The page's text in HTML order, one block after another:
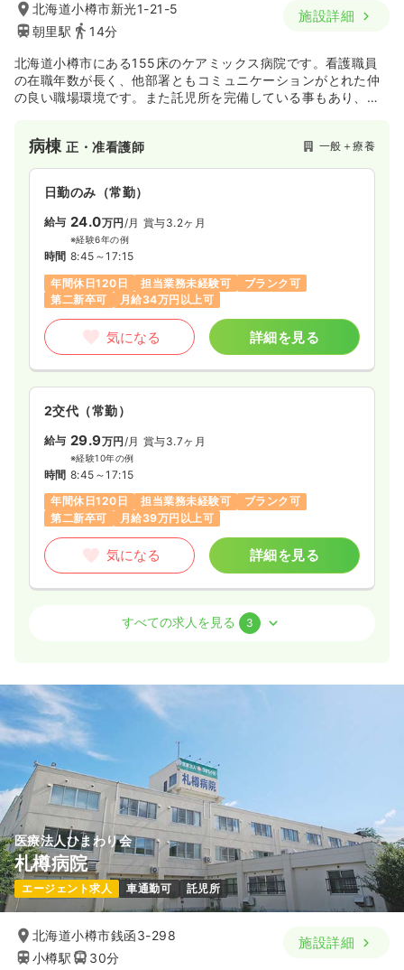
給与 27.3 万円〜/月
※一例
年間休日120日
月給27万円以上可
2交代（常勤）
給与 31.7〜33.7万円/月 賞与4ヶ月
※一例
時間 8:00～17:00
年間休日120日
月給33万円以上可
気になる 詳細を見る
24.5万円〜
※一例
年間休日120日
第二新卒可 月給24万円以上可
気になる 詳細を見る
北海道小樽市新光1-21-5
朝里駅
14分
施設詳細
北海道小樽市にある155床のケアミックス病院です。看護職員
の在職年数が長く、他部署ともコミュニケーションがとれた仲
の良い職場環境です。また託児所を完備している事もあり、多
病棟正・准看護師 一般＋療養
日勤のみ（常勤）
給与 24.0万円/月 賞与3.2ヶ月
※経験6年の例
時間 8:45～17:15
年間休日120日
担当業務未経験可
ブランク可
第二新卒可
月給34万円以上可
気になる 詳細を見る
2交代（常勤）
給与 29.9万円/月 賞与3.7ヶ月
※経験10年の例
時間 8:45～17:15
年間休日120日
担当業務未経験可
ブランク可
第二新卒可
月給39万円以上可
気になる 詳細を見る
給与 /月
※経験19年の例
時間
第二新卒可
月給26万円以上可
気になる
オペ室(手術室)正・准看護師 一般＋療養
日勤のみ（常勤） 一時募集休止
給与 26.2万円 /月 賞与4ヶ月
※経験3年の例
時間 8:45～17:15
すべての求人を見る 3
医療法人ひまわり会
札樽病院
エージェント求人 車通勤可 託児所
北海道小樽市銭函3-298
小樽駅
30分
施設詳細